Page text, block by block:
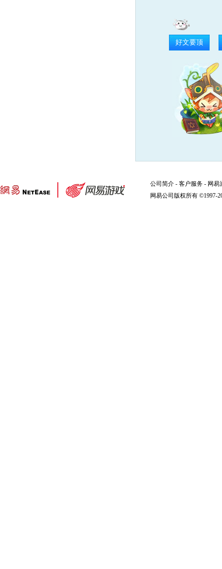
好文要顶
公司简介 - 客户服务 - 网易
网易公司版权所有 ©1997-